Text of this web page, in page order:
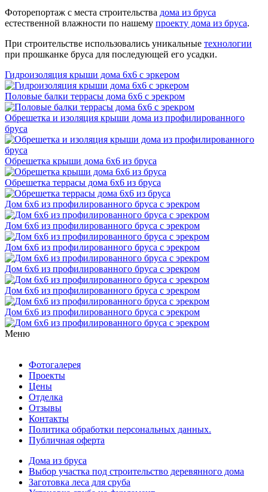
Фоторепортаж с места строительства дома из бруса
естественной влажности по нашему проекту дома из бруса.
При строительстве использовались уникальные технологии
при прошканке бруса для последующей его усадки.
Гидроизоляция крыши дома 6x6 с эркером
Половые балки террасы дома 6x6 с эрекром
Обрешетка и изоляция крыши дома из профилированного
бруса
Обрешетка крыши дома 6x6 из бруса
Обрешетка террасы дома 6x6 из бруса
Дом 6x6 из профилированного бруса с эрекром
Дом 6x6 из профилированного бруса с эрекром
Дом 6x6 из профилированного бруса с эрекром
Дом 6x6 из профилированного бруса с эрекром
Дом 6x6 из профилированного бруса с эрекром
Дом 6x6 из профилированного бруса с эрекром
Меню
Фотогалерея
Проекты
Цены
Отделка
Отзывы
Контакты
Политика обработки персональных данных.
Публичная оферта
Дома из бруса
Выбор участка под строительство деревянного дома
Заготовка леса для сруба